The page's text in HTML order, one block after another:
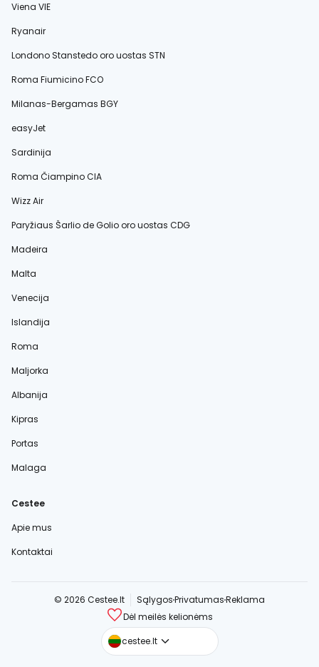
Viena VIE
Ryanair
Londono Stanstedo oro uostas STN
Roma Fiumicino FCO
Milanas-Bergamas BGY
easyJet
Sardinija
Roma Čiampino CIA
Wizz Air
Paryžiaus Šarlio de Golio oro uostas CDG
Madeira
Malta
Venecija
Islandija
Roma
Maljorka
Albanija
Kipras
Portas
Malaga
Cestee
Apie mus
Kontaktai
© 2026 Cestee.lt SąlygosPrivatumasReklama
Dėl meilės kelionėms
cestee.lt
cestee.com
cestee.sk